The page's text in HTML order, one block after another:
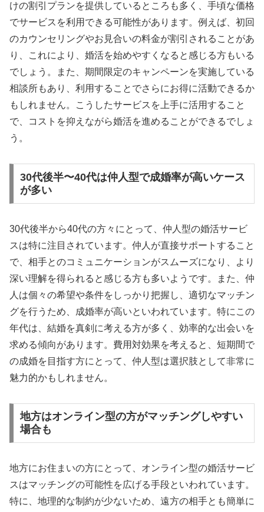
けの割引プランを提供しているところも多く、手頃な価格
でサービスを利用できる可能性があります。例えば、初回
のカウンセリングやお見合いの料金が割引されることがあ
り、これにより、婚活を始めやすくなると感じる方もいる
でしょう。また、期間限定のキャンペーンを実施している
相談所もあり、利用することでさらにお得に活動できるか
もしれません。こうしたサービスを上手に活用すること
で、コストを抑えながら婚活を進めることができるでしょ
う。
30代後半〜40代は仲人型で成婚率が高いケース
が多い
30代後半から40代の方々にとって、仲人型の婚活サービ
スは特に注目されています。仲人が直接サポートすること
で、相手とのコミュニケーションがスムーズになり、より
深い理解を得られると感じる方も多いようです。また、仲
人は個々の希望や条件をしっかり把握し、適切なマッチン
グを行うため、成婚率が高いといわれています。特にこの
年代は、結婚を真剣に考える方が多く、効率的な出会いを
求める傾向があります。費用対効果を考えると、短期間で
の成婚を目指す方にとって、仲人型は選択肢として非常に
魅力的かもしれません。
地方はオンライン型の方がマッチングしやすい
場合も
地方にお住まいの方にとって、オンライン型の婚活サービ
スはマッチングの可能性を広げる手段といわれています。
特に、地理的な制約が少ないため、遠方の相手とも簡単に